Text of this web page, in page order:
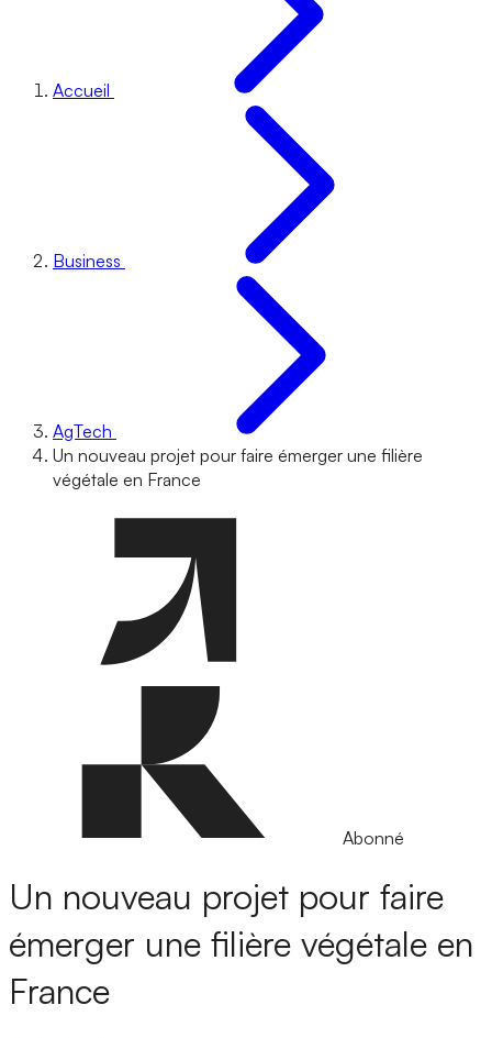
Accueil
Business
AgTech
Un nouveau projet pour faire émerger une filière
végétale en France
Abonné
Un nouveau projet pour faire
émerger une filière végétale en
France